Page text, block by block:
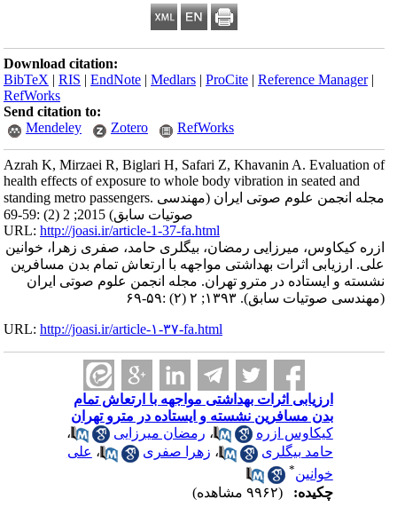
Download citation:
BibTeX |RIS |EndNote |Medlars |ProCite |Reference Manager
RefWorks
Send citation to:
Mendeley
Zotero RefWorks
Azrah K, Mirzaei R, Biglari H, Safari Z, Khavanin A. Evaluation of
health effects of exposure to whole body vibration in seated and
standing metro passengers. مجله انجمن علوم صوتی ایران (مهندسی
صوتیات سابق) 2015; 2 (2) :59-69
URL:http://joasi.ir/article-1-37-fa.html
ازره کیکاوس، میرزایی رمضان، بیگلری حامد، صفری زهرا، خوانین
علی. ارزیابی اثرات بهداشتی مواجهه با ارتعاش تمام بدن مسافرین
نشسته و ایستاده در مترو تهران. مجله انجمن علوم صوتی ایران
(مهندسی صوتیات سابق). ۱۳۹۳; ۲ (۲) :۵۹-۶۹
URL:http://joasi.ir/article-۱-۳۷-fa.html
ارزیابی اثرات بهداشتی مواجهه با ارتعاش تمام
بدن مسافرین نشسته و ایستاده در مترو تهران
کیکاوس ازره
،رمضان میرزایی
،
حامد بیگلری
،زهرا صفری ،علی
خوانین
چکیده: